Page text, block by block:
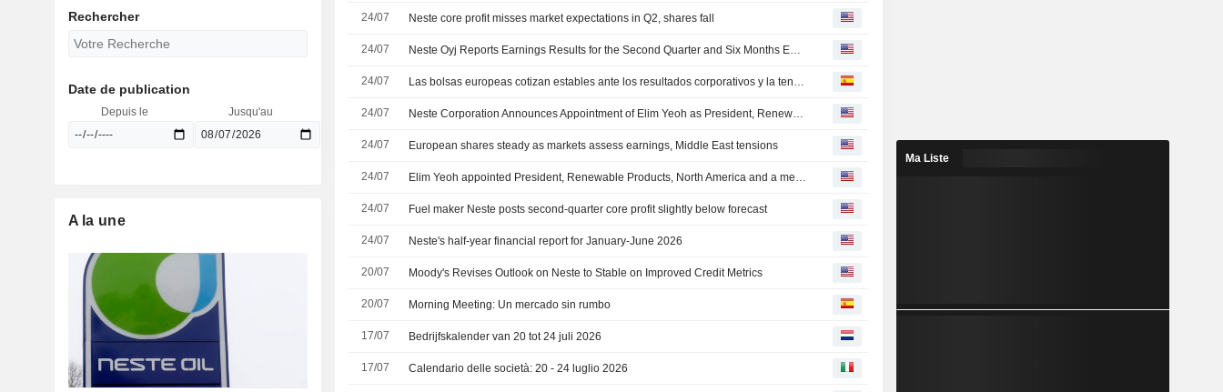
24/07 Neste core profit misses market expectations in Q2, shares fall
24/07 Neste Oyj Reports Earnings Results for the Second Quarter and Six Months Ended June 30, 2026
24/07 Las bolsas europeas cotizan estables ante los resultados corporativos y la tensión en Oriente Medio
24/07 Neste Corporation Announces Appointment of Elim Yeoh as President, Renewable Products, North America and Member of Leadership Team, Effective September 1, 2026
24/07 European shares steady as markets assess earnings, Middle East tensions
24/07 Elim Yeoh appointed President, Renewable Products, North America and a member of Neste's Leadership Team
24/07 Fuel maker Neste posts second-quarter core profit slightly below forecast
24/07 Neste's half-year financial report for January-June 2026
20/07 Moody's Revises Outlook on Neste to Stable on Improved Credit Metrics
20/07 Morning Meeting: Un mercado sin rumbo
17/07 Bedrijfskalender van 20 tot 24 juli 2026
17/07 Calendario delle società: 20 - 24 luglio 2026
Rechercher
Date de publication
Depuis le Jusqu'au
A la une
Ma Liste